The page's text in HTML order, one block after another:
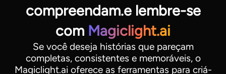
compreendam.e lembre-se
com Magiclight.ai
Se você deseja histórias que pareçam
completas, consistentes e memoráveis, o
Magiclight.ai oferece as ferramentas para criá-